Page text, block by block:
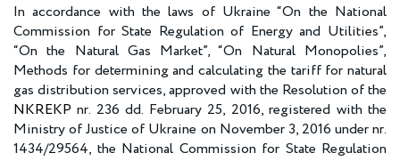
In accordance with the laws of Ukraine “On the National
Commission for State Regulation of Energy and Utilities”,
“On the Natural Gas Market”, “On Natural Monopolies”,
Methods for determining and calculating the tariff for natural
gas distribution services, approved with the Resolution of the
NKREKP nr. 236 dd. February 25, 2016, registered with the
Ministry of Justice of Ukraine on November 3, 2016 under nr.
1434/29564, the National Commission for State Regulation